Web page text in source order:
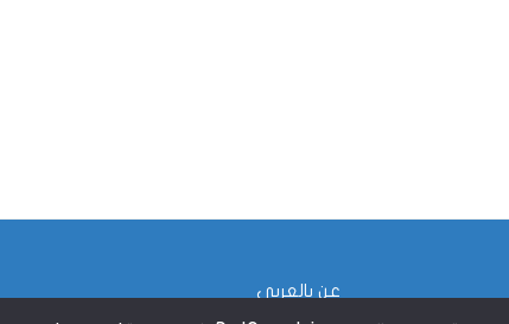
عن بالعربي